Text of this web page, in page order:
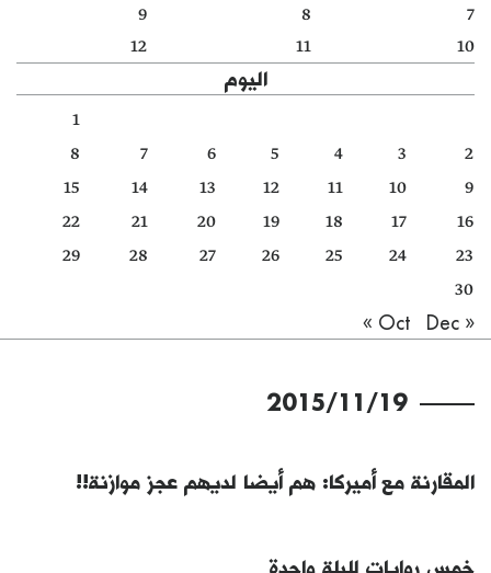
دفاتر
الأرشيف
7
8
9
10
11
12
اليوم
1
2
3
4
5
6
7
8
9
10
11
12
13
14
15
16
17
18
19
20
21
22
23
24
25
26
27
28
29
30
« Oct
Dec »
2015/11/19
المقارنة مع أميركا: هم أيضا لديهم عجز موازنة!!
خمس روايات لليلة واحدة